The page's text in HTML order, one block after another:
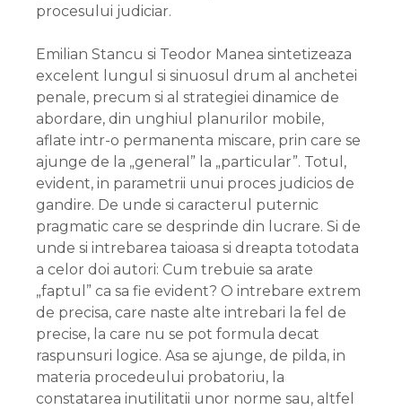
procesului judiciar.
Emilian Stancu si Teodor Manea sintetizeaza
excelent lungul si sinuosul drum al anchetei
penale, precum si al strategiei dinamice de
abordare, din unghiul planurilor mobile,
aflate intr-o permanenta miscare, prin care se
ajunge de la „general” la „particular”. Totul,
evident, in parametrii unui proces judicios de
gandire. De unde si caracterul puternic
pragmatic care se desprinde din lucrare. Si de
unde si intrebarea taioasa si dreapta totodata
a celor doi autori: Cum trebuie sa arate
„faptul” ca sa fie evident? O intrebare extrem
de precisa, care naste alte intrebari la fel de
precise, la care nu se pot formula decat
raspunsuri logice. Asa se ajunge, de pilda, in
materia procedeului probatoriu, la
constatarea inutilitatii unor norme sau, altfel